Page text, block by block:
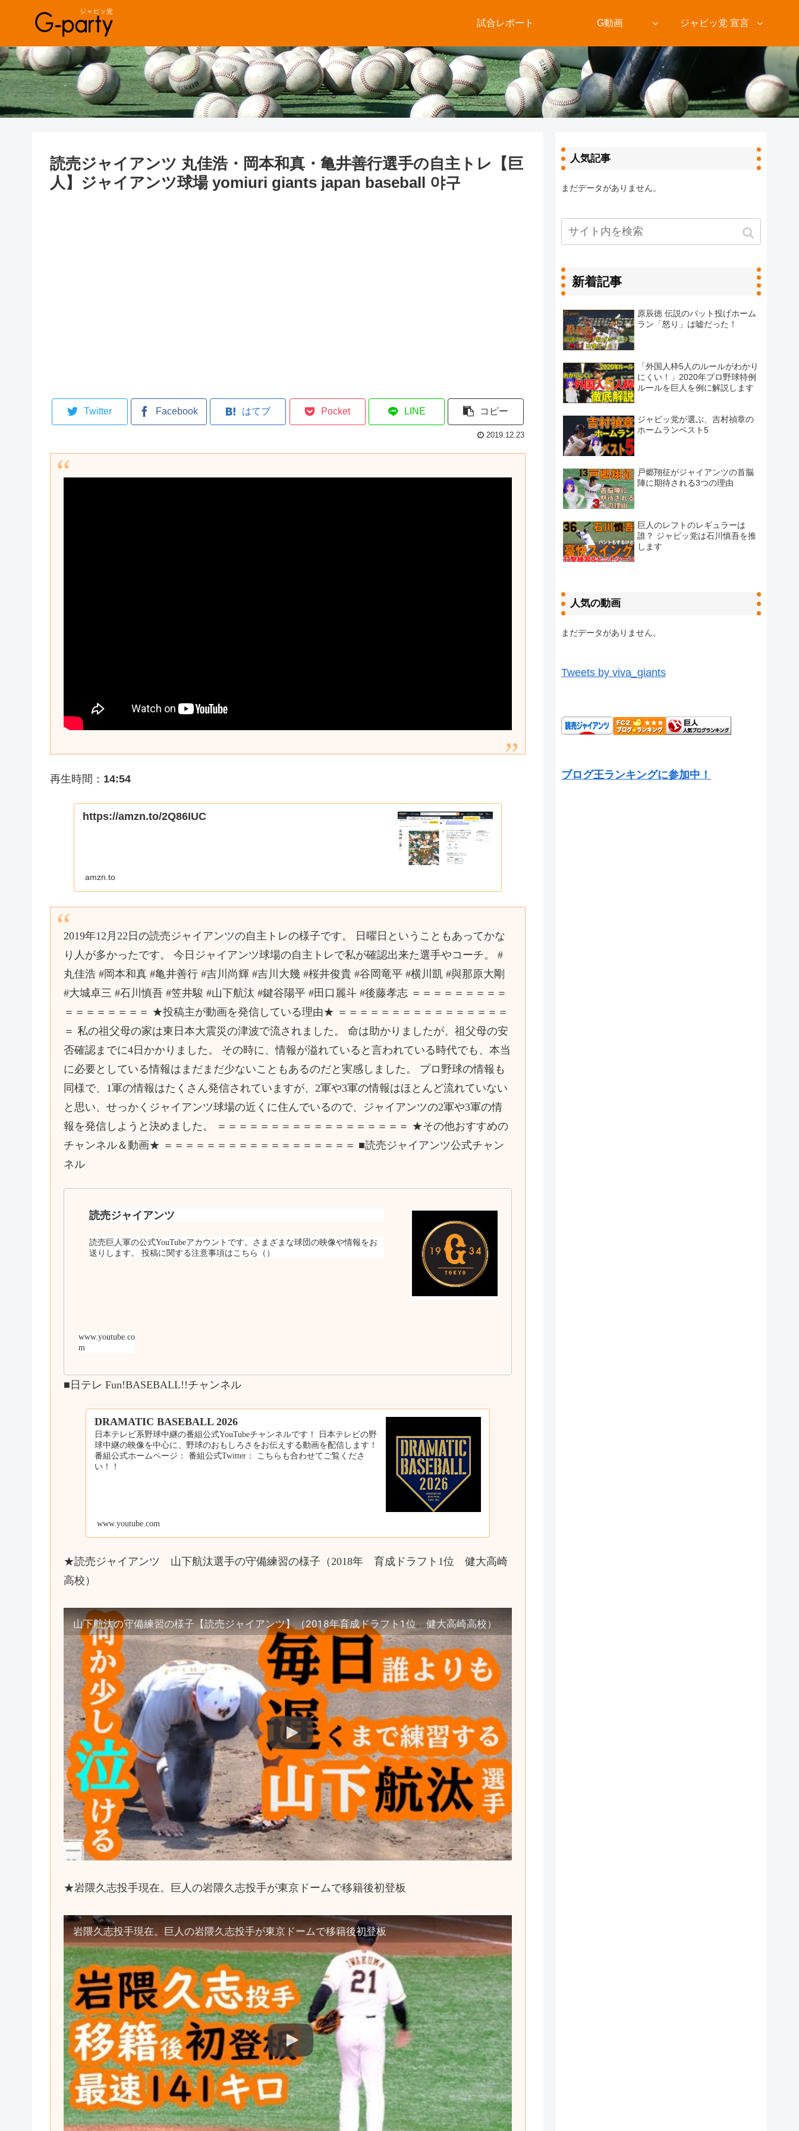
試合レポート G動画 ジャビッ党 宣言
読売ジャイアンツ 丸佳浩・岡本和真・亀井善行選手の自主トレ【巨
人】ジャイアンツ球場 yomiuri giants japan baseball 야구
Twitter Facebook はてブ Pocket LINE コピー
2019.12.23
再生時間： 14:54
https://amzn.to/2Q86IUC
amzn.to
2019年12月22日の読売ジャイアンツの自主トレの様子です。 日曜日ということもあってかな
り人が多かったです。 今日ジャイアンツ球場の自主トレで私が確認出来た選手やコーチ。 #
丸佳浩 #岡本和真 #亀井善行 #吉川尚輝 #吉川大幾 #桜井俊貴 #谷岡竜平 #横川凱 #與那原大剛
#大城卓三 #石川慎吾 #笠井駿 #山下航汰 #鍵谷陽平 #田口麗斗 #後藤孝志 ＝＝＝＝＝＝＝＝＝
＝＝＝＝＝＝＝＝ ★投稿主が動画を発信している理由★ ＝＝＝＝＝＝＝＝＝＝＝＝＝＝＝＝
＝ 私の祖父母の家は東日本大震災の津波で流されました。 命は助かりましたが、祖父母の安
否確認までに4日かかりました。 その時に、情報が溢れていると言われている時代でも、本当
に必要としている情報はまだまだ少ないこともあるのだと実感しました。 プロ野球の情報も
同様で、1軍の情報はたくさん発信されていますが、2軍や3軍の情報はほとんど流れていない
と思い、せっかくジャイアンツ球場の近くに住んでいるので、ジャイアンツの2軍や3軍の情
報を発信しようと決めました。 ＝＝＝＝＝＝＝＝＝＝＝＝＝＝＝＝＝＝ ★その他おすすめの
チャンネル＆動画★ ＝＝＝＝＝＝＝＝＝＝＝＝＝＝＝＝＝＝ ■読売ジャイアンツ公式チャン
ネル
読売ジャイアンツ
読売巨人軍の公式YouTubeアカウントです。さまざまな球団の映像や情報をお
送りします。 投稿に関する注意事項はこちら（）
www.youtube.co
m
■日テレ Fun!BASEBALL!!チャンネル
DRAMATIC BASEBALL 2026
日本テレビ系野球中継の番組公式YouTubeチャンネルです！ 日本テレビの野
球中継の映像を中心に、野球のおもしろさをお伝えする動画を配信します！
番組公式ホームページ： 番組公式Twitter： こちらも合わせてご覧くださ
い！！
www.youtube.com
★読売ジャイアンツ 山下航汰選手の守備練習の様子（2018年 育成ドラフト1位 健大高崎
高校）
山下航汰の守備練習の様子【読売ジャイアンツ】（2018年育成ドラフト1位 健大高崎高校）
★岩隈久志投手現在。巨人の岩隈久志投手が東京ドームで移籍後初登板
岩隈久志投手現在。巨人の岩隈久志投手が東京ドームで移籍後初登板
人気記事
まだデータがありません。
新着記事
原辰徳 伝説のバット投げホーム
ラン「怒り」は嘘だった！
「外国人枠5人のルールがわかり
にくい！」2020年プロ野球特例
ルールを巨人を例に解説します
ジャビッ党が選ぶ、吉村禎章の
ホームランベスト5
戸郷翔征がジャイアンツの首脳
陣に期待される3つの理由
巨人のレフトのレギュラーは
誰？ ジャビッ党は石川慎吾を推
します
人気の動画
まだデータがありません。
Tweets by viva_giants
ブログ王ランキングに参加中！